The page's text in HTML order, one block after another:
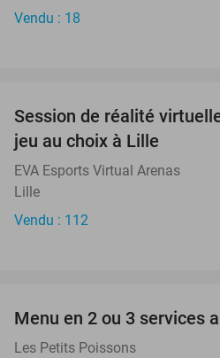
Vendu : 18
Session de réalité
jeu au choix à Lille
EVA Esports Virtual Arenas
Lille
Vendu : 112
Menu en 2 ou 3 services
Les Petits Poissons